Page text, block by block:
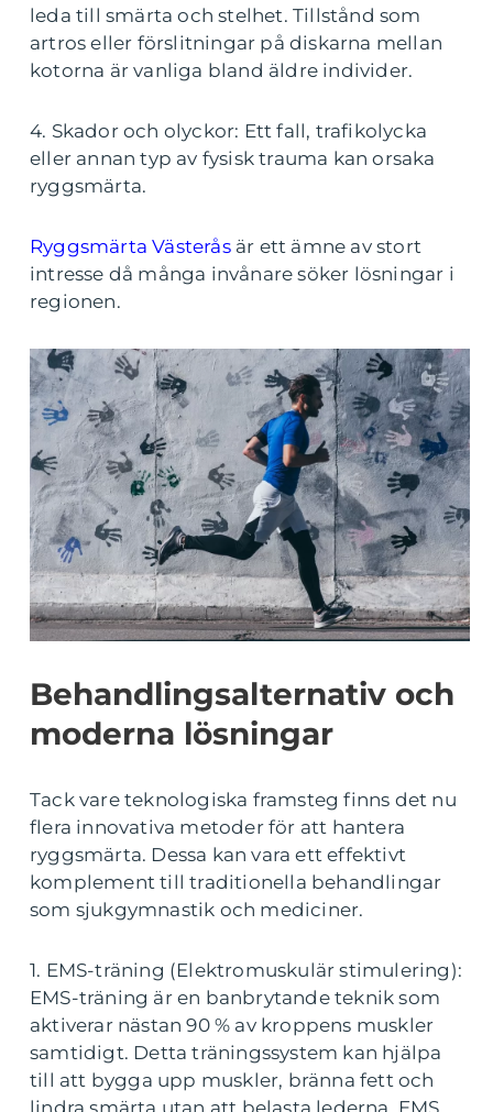
leda till smärta och stelhet. Tillstånd som
artros eller förslitningar på diskarna mellan
kotorna är vanliga bland äldre individer.
4. Skador och olyckor: Ett fall, trafikolycka
eller annan typ av fysisk trauma kan orsaka
ryggsmärta.
Ryggsmärta Västeråsär ett ämne av stort
intresse då många invånare söker lösningar i
regionen.
Behandlingsalternativ och
moderna lösningar
Tack vare teknologiska framsteg finns det nu
flera innovativa metoder för att hantera
ryggsmärta. Dessa kan vara ett effektivt
komplement till traditionella behandlingar
som sjukgymnastik och mediciner.
1. EMS-träning (Elektromuskulär stimulering):
EMS-träning är en banbrytande teknik som
aktiverar nästan 90 % av kroppens muskler
samtidigt. Detta träningssystem kan hjälpa
till att bygga upp muskler, bränna fett och
lindra smärta utan att belasta lederna. EMS